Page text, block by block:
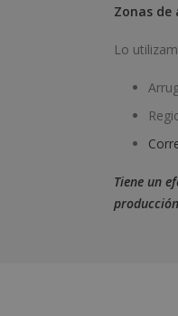
Zonas de
Lo
Tiene un